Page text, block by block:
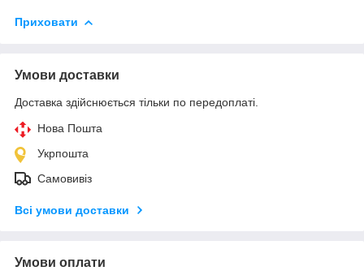
Приховати
Умови доставки
Доставка здійснюється тільки по передоплаті.
Нова Пошта
Укрпошта
Самовивіз
Всі умови доставки
Умови оплати